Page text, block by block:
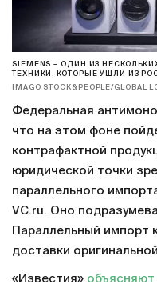
SIEMENS – ОДИН ИЗ
ТЕХНИКИ, КОТОРЫЕ УШЛИ ИЗ
IMAGO STOCK&PEOPLE/GLOBAL
Федеральная
что на этом фоне
контрафактной
юридической точки
параллельного
VC.ru. Оно
Параллельный импорт
доставки
«Известия» объясняют